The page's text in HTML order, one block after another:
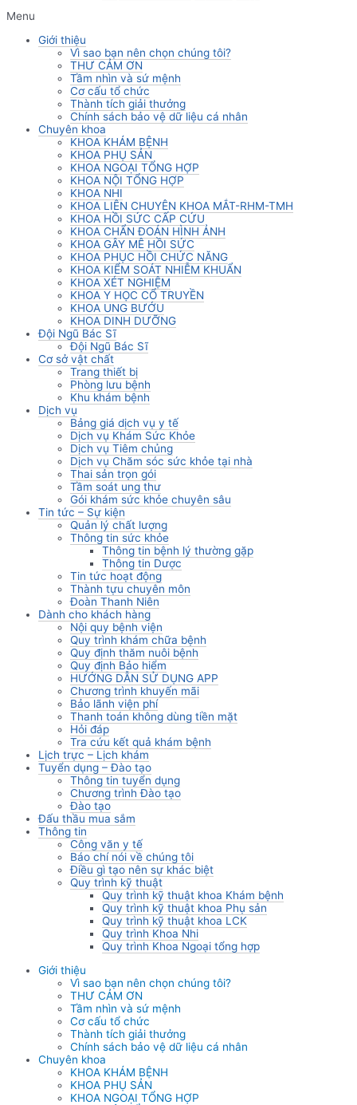
Menu
Giới thiệu
Vì sao bạn nên chọn chúng tôi?
THƯ CẢM ƠN
Tầm nhìn và sứ mệnh
Cơ cấu tổ chức
Thành tích giải thưởng
Chính sách bảo vệ dữ liệu cá nhân
Chuyên khoa
KHOA KHÁM BỆNH
KHOA PHỤ SẢN
KHOA NGOẠI TỔNG HỢP
KHOA NỘI TỔNG HỢP
KHOA NHI
KHOA LIÊN CHUYÊN KHOA MẮT-RHM-TMH
KHOA HỒI SỨC CẤP CỨU
KHOA CHẨN ĐOÁN HÌNH ẢNH
KHOA GÂY MÊ HỒI SỨC
KHOA PHỤC HỒI CHỨC NĂNG
KHOA KIỂM SOÁT NHIỄM KHUẨN
KHOA XÉT NGHIỆM
KHOA Y HỌC CỔ TRUYỀN
KHOA UNG BƯỚU
KHOA DINH DƯỠNG
Đội Ngũ Bác Sĩ
Đội Ngũ Bác Sĩ
Cơ sở vật chất
Trang thiết bị
Phòng lưu bệnh
Khu khám bệnh
Dịch vụ
Bảng giá dịch vụ y tế
Dịch vụ Khám Sức Khỏe
Dịch vụ Tiêm chủng
Dịch vụ Chăm sóc sức khỏe tại nhà
Thai sản trọn gói
Tầm soát ung thư
Gói khám sức khỏe chuyên sâu
Tin tức – Sự kiện
Quản lý chất lượng
Thông tin sức khỏe
Thông tin bệnh lý thường gặp
Thông tin Dược
Tin tức hoạt động
Thành tựu chuyên môn
Đoàn Thanh Niên
Dành cho khách hàng
Nội quy bệnh viện
Quy trình khám chữa bệnh
Quy định thăm nuôi bệnh
Quy định Bảo hiểm
HƯỚNG DẪN SỬ DỤNG APP
Chương trình khuyến mãi
Bảo lãnh viện phí
Thanh toán không dùng tiền mặt
Hỏi đáp
Tra cứu kết quả khám bệnh
Lịch trực – Lịch khám
Tuyển dụng – Đào tạo
Thông tin tuyển dụng
Chương trình Đào tạo
Đào tạo
Đấu thầu mua sắm
Thông tin
Công văn y tế
Báo chí nói về chúng tôi
Điều gì tạo nên sự khác biệt
Quy trình kỹ thuật
Quy trình kỹ thuật khoa Khám bệnh
Quy trình kỹ thuật khoa Phụ sản
Quy trình kỹ thuật khoa LCK
Quy trình Khoa Nhi
Quy trình Khoa Ngoại tổng hợp
Giới thiệu
Vì sao bạn nên chọn chúng tôi?
THƯ CẢM ƠN
Tầm nhìn và sứ mệnh
Cơ cấu tổ chức
Thành tích giải thưởng
Chính sách bảo vệ dữ liệu cá nhân
Chuyên khoa
KHOA KHÁM BỆNH
KHOA PHỤ SẢN
KHOA NGOẠI TỔNG HỢP